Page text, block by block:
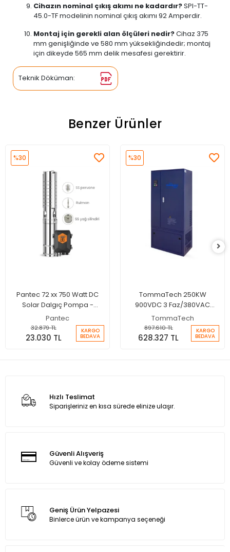
Cihazın nominal çıkış akımı ne kadardır?SPI-TT-
45.0-TF modelinin nominal çıkış akımı 92 Amperdir.
Montaj için gerekli alan ölçüleri nedir?Cihaz 375
mm genişliğinde ve 580 mm yüksekliğindedir; montaj
için dikeyde 565 mm delik mesafesi gerektirir.
Teknik Döküman:
Benzer Ürünler
Pantec 72 xx 750 Watt DC
Solar Dalgıç Pompa -
Max.95 Metre - Max.4.5 Ton
Su
Pantec
%30
32.879 TL
23.030 TL
KARGO
BEDAVA
TommaTech 250KW
900VDC 3 Faz/380VAC
Sulama Pompası İnverteri
TommaTech
%30
897.610 TL
628.327 TL
KARGO
BEDAVA
Hızlı Teslimat
Siparişleriniz en kısa sürede elinize ulaşır.
Güvenli Alışveriş
Güvenli ve kolay ödeme sistemi
Geniş Ürün Yelpazesi
Binlerce ürün ve kampanya seçeneği